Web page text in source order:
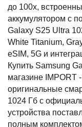
до 100х,
аккумулятором с
Galaxy S25 Ultra
White Titanium,
eSIM, 5G и
Купить Samsung
магазине IMPORT
оригинальные
1024 Гб с
устройства
полным